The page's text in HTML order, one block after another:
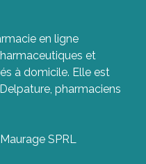
en ligne
et
à domicile. Elle est
pharmaciens
SPRL